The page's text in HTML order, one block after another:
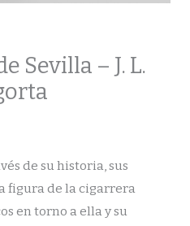
Sevilla – J. L.
de su historia, sus
figura de la cigarrera
en torno a ella y su